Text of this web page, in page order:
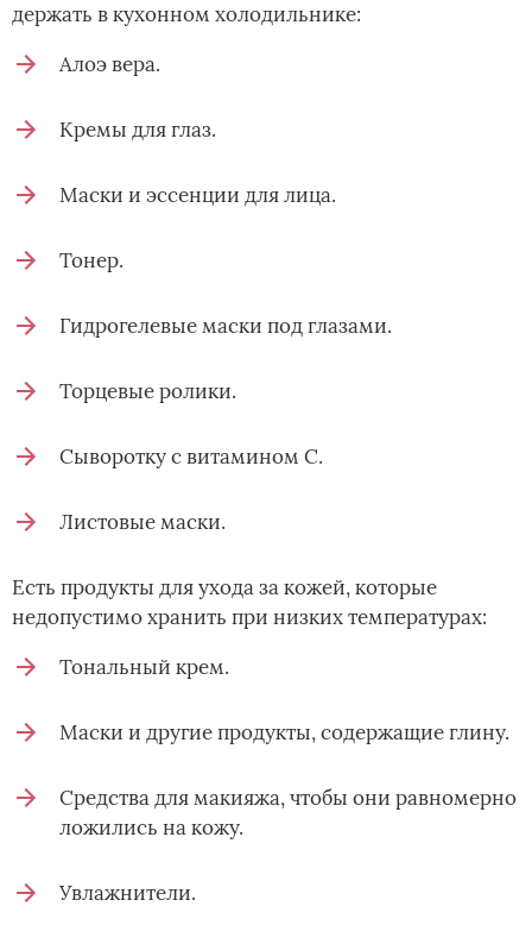
держать в кухонном холодильнике:
Алоэ вера.
Кремы для глаз.
Маски и эссенции для лица.
Тонер.
Гидрогелевые маски под глазами.
Торцевые ролики.
Сыворотку с витамином С.
Листовые маски.
Есть продукты для ухода за кожей, которые
недопустимо хранить при низких температурах:
Тональный крем.
Маски и другие продукты, содержащие глину.
Средства для макияжа, чтобы они равномерно
ложились на кожу.
Увлажнители.